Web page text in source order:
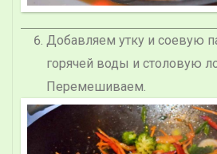
Добавляем утку и соевую
горячей воды и столовую
Перемешиваем.